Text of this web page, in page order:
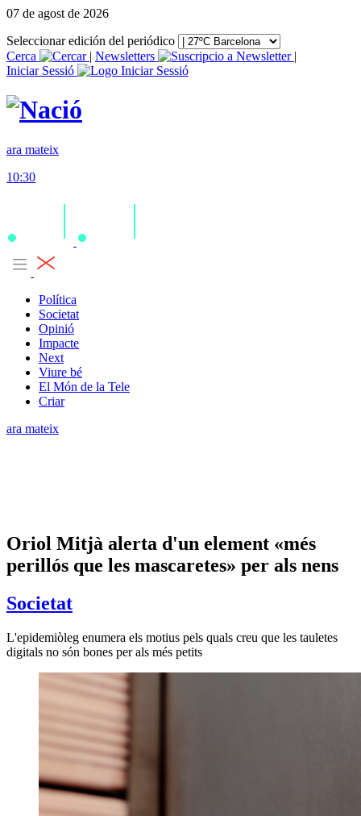
07 de agost de 2026
Seleccionar edición del periódico
Cerca
| Newsletters
|
Iniciar Sessió
ara mateix
10:30
Política
Societat
Opinió
Impacte
Next
Viure bé
El Món de la Tele
Criar
ara mateix
Oriol Mitjà alerta d'un element «més
perillós que les mascaretes» per als nens
Societat
L'epidemiòleg enumera els motius pels quals creu que les tauletes
digitals no són bones per als més petits